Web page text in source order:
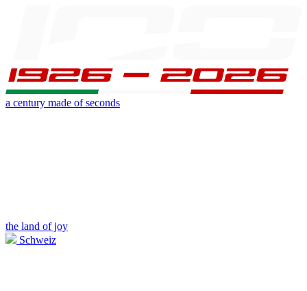
a century made of seconds
the land of joy
Schweiz